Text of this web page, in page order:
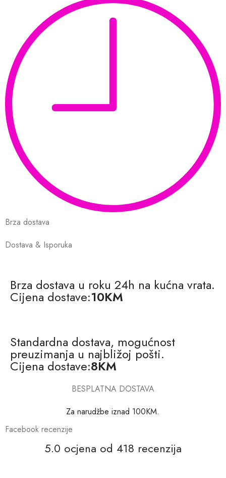
Brza dostava
Dostava & Isporuka
Brza dostava u roku 24h na kućna vrata.
Cijena dostave:10KM
Standardna dostava, mogućnost
preuzimanja u najbližoj pošti.
Cijena dostave:8KM
BESPLATNA DOSTAVA
Za narudžbe iznad 100KM.
Facebook recenzije
5.0 ocjena od 418 recenzija